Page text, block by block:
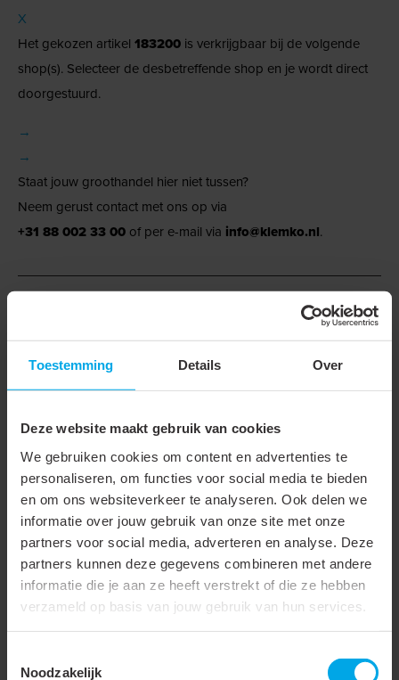
Toestemming Details Over
Deze website maakt gebruik van cookies
We gebruiken cookies om content en advertenties te
personaliseren, om functies voor social media te bieden
en om ons websiteverkeer te analyseren. Ook delen we
informatie over jouw gebruik van onze site met onze
partners voor social media, adverteren en analyse. Deze
partners kunnen deze gegevens combineren met andere
informatie die je aan ze heeft verstrekt of die ze hebben
verzameld op basis van jouw gebruik van hun services.
Noodzakelijk
X
Het gekozen artikel 183200 is verkrijgbaar bij de volgende
shop(s). Selecteer de desbetreffende shop en je wordt direct
doorgestuurd.
→
→
Staat jouw groothandel hier niet tussen?
Neem gerust contact met ons op via
+31 88 002 33 00 of per e-mail via info@klemko.nl.
Technische gegevens
Type aansluiting
Afsluitweerstand
Connectortype
Haakse connector
Contactuitvoering
Male
Impedantie
75 Ohm